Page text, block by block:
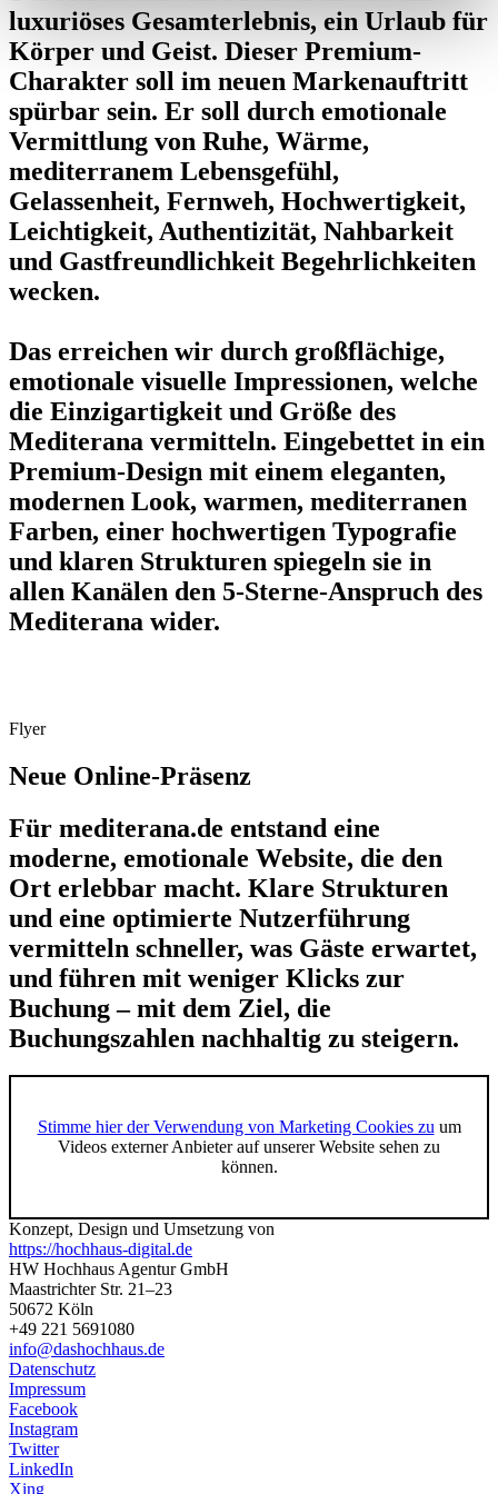
luxuriöses Gesamterlebnis, ein Urlaub für
Körper und Geist. Dieser Premium-
Charakter soll im neuen Markenauftritt
spürbar sein. Er soll durch emotionale
Vermittlung von Ruhe, Wärme,
mediterranem Lebensgefühl,
Gelassenheit, Fernweh, Hochwertigkeit,
Leichtigkeit, Authentizität, Nahbarkeit
und Gastfreundlichkeit Begehrlichkeiten
wecken.
Das erreichen wir durch großflächige,
emotionale visuelle Impressionen, welche
die Einzigartigkeit und Größe des
Mediterana vermitteln. Eingebettet in ein
Premium-Design mit einem eleganten,
modernen Look, warmen, mediterranen
Farben, einer hochwertigen Typografie
und klaren Strukturen spiegeln sie in
allen Kanälen den 5-Sterne-Anspruch des
Mediterana wider.
Flyer
Neue Online-Präsenz
Für mediterana.de entstand eine
moderne, emotionale Website, die den
Ort erlebbar macht. Klare Strukturen
und eine optimierte Nutzerführung
vermitteln schneller, was Gäste erwartet,
und führen mit weniger Klicks zur
Buchung – mit dem Ziel, die
Buchungszahlen nachhaltig zu steigern.
Stimme hier der Verwendung von Marketing Cookies zuum
Videos externer Anbieter auf unserer Website sehen zu
können.
Konzept, Design und Umsetzung von
https://hochhaus-digital.de
HW Hochhaus Agentur GmbH
Maastrichter Str. 21–23
50672 Köln
+49 221 5691080
info@dashochhaus.de
Datenschutz
Impressum
Facebook
Instagram
Twitter
LinkedIn
Xing